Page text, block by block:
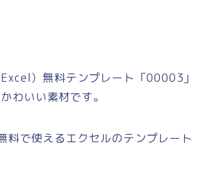
）無料テンプレート「00003」
わいい素材です。
料で使えるエクセルのテンプレート